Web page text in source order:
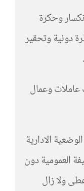
وحكرة
دونية وتحقير
وعمال
الادارية
العمومية دون
ولا زال